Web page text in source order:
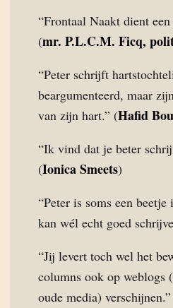
“Frontaal Naakt dient
(mr. P.L.C.M. Ficq,
“Peter schrijft
beargumenteerd, maar
van zijn hart.” (Hafid
“Ik vind dat je beter
(Ionica Smeets)
“Peter is soms een
kan wél echt goed
“Jij levert toch wel het
columns ook op weblogs
oude media)